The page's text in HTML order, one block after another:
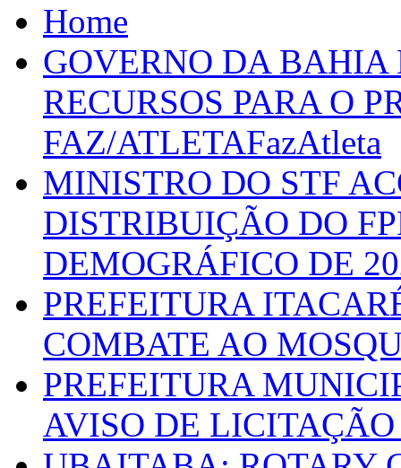
Home
GOVERNO DA
RECURSOS PARA O
FAZ/ATLETAFazAtleta
MINISTRO DO STF
DISTRIBUIÇÃO DO
DEMOGRÁFICO DE
PREFEITURA
COMBATE AO
PREFEITURA
AVISO DE LICITAÇÃO